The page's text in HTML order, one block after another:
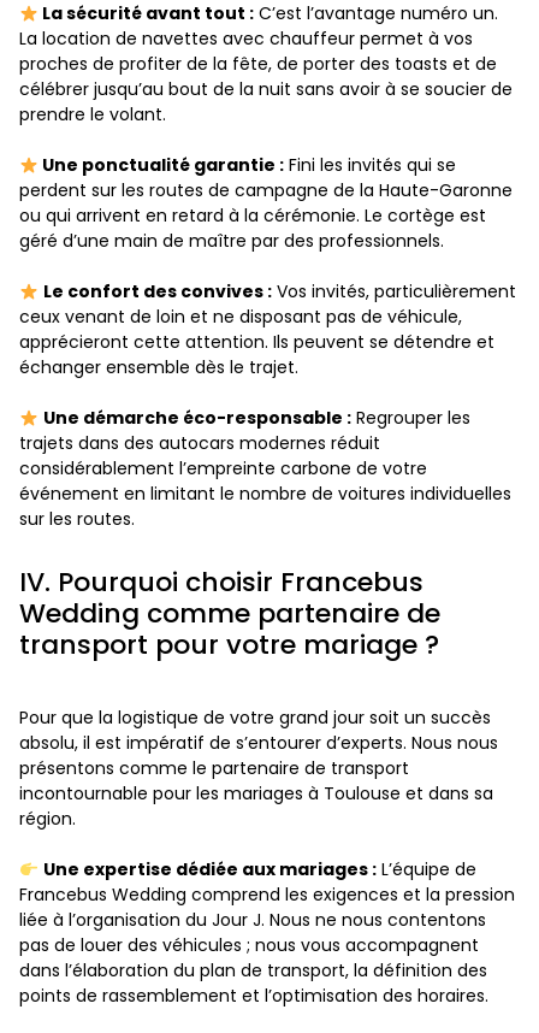
La sécurité avant tout :C’est l’avantage numéro un.
La location de navettes avec chauffeur permet à vos
proches de profiter de la fête, de porter des toasts et de
célébrer jusqu’au bout de la nuit sans avoir à se soucier de
prendre le volant.
Une ponctualité garantie :Fini les invités qui se
perdent sur les routes de campagne de la Haute-Garonne
ou qui arrivent en retard à la cérémonie. Le cortège est
géré d’une main de maître par des professionnels.
Le confort des convives :Vos invités, particulièrement
ceux venant de loin et ne disposant pas de véhicule,
apprécieront cette attention. Ils peuvent se détendre et
échanger ensemble dès le trajet.
Une démarche éco-responsable :Regrouper les
trajets dans des autocars modernes réduit
considérablement l’empreinte carbone de votre
événement en limitant le nombre de voitures individuelles
sur les routes.
IV. Pourquoi choisir Francebus
Wedding comme partenaire de
transport pour votre mariage ?
Pour que la logistique de votre grand jour soit un succès
absolu, il est impératif de s’entourer d’experts. Nous nous
présentons comme le partenaire de transport
incontournable pour les mariages à Toulouse et dans sa
région.
Une expertise dédiée aux mariages :L’équipe de
Francebus Wedding comprend les exigences et la pression
liée à l’organisation du Jour J. Nous ne nous contentons
pas de louer des véhicules ; nous vous accompagnent
dans l’élaboration du plan de transport, la définition des
points de rassemblement et l’optimisation des horaires.